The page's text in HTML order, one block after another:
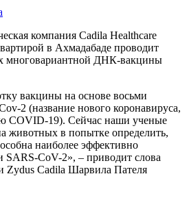
компания Cadila Healthcare
в Ахмадабаде проводит
многовариантной ДНК-вакцины
вакцины на основе восьми
2 (название нового коронавируса,
COVID-19). Сейчас наши ученые
животных в попытке определить,
наиболее эффективно
SARS-CoV-2», – приводит слова
Zydus Cadila Шарвила Пателя